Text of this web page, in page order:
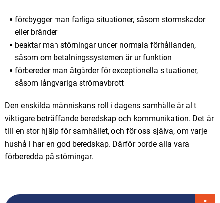
förebygger man farliga situationer, såsom stormskador
eller bränder
beaktar man störningar under normala förhållanden,
såsom om betalningssystemen är ur funktion
förbereder man åtgärder för exceptionella situationer,
såsom långvariga strömavbrott
Den enskilda människans roll i dagens samhälle är allt
viktigare beträffande beredskap och kommunikation. Det är
till en stor hjälp för samhället, och för oss själva, om varje
hushåll har en god beredskap. Därför borde alla vara
förberedda på störningar.